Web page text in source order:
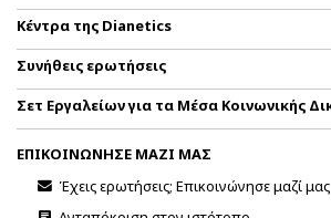
Κέντρα της Dianetics
Συνήθεις ερωτήσεις
Σετ Εργαλείων για τα Μέσα Κοινωνικής
ΕΠΙΚΟΙΝΩΝΗΣΕ ΜΑΖΙ ΜΑΣ
Έχεις ερωτήσεις; Επικοινώνησε μαζί μας